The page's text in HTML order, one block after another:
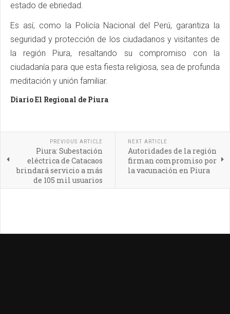
estado de ebriedad.
Es así, como la Policía Nacional del Perú, garantiza la
seguridad y protección de los ciudadanos y visitantes de
la región Piura, resaltando su compromiso con la
ciudadanía para que esta fiesta religiosa, sea de profunda
meditación y unión familiar.
Diario El Regional de Piura
PREVIOUS ARTICLE
Piura: Subestación
eléctrica de Catacaos
brindará servicio a más
de 105 mil usuarios
NEXT ARTICLE
Autoridades de la región
firman compromiso por
la vacunación en Piura